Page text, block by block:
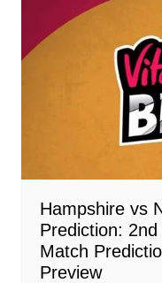
Hampshire vs
Prediction:
Match
Preview